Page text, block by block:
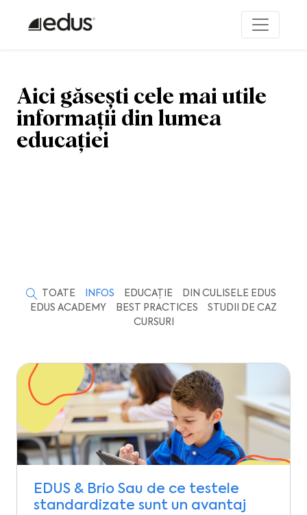
Aici găsești cele mai utile
informații din lumea
educației
TOATE INFOS EDUCAȚIE
DIN CULISELE EDUS
EDUS ACADEMY
BEST PRACTICES
STUDII DE CAZ
CURSURI
EDUS & Brio Sau de ce testele
standardizate sunt un avantaj